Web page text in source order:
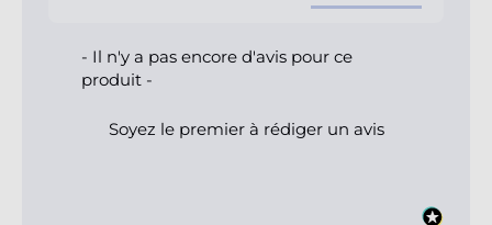
- Il n'y a pas encore d'avis pour ce
produit -
Soyez le premier à rédiger un avis